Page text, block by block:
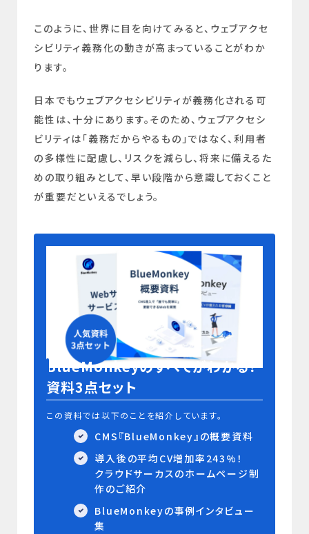
このように、世界に目を向けてみると、ウェブアクセ
シビリティ義務化の動きが高まっていることがわか
ります。
日本でもウェブアクセシビリティが義務化される可
能性は、十分にあります。そのため、ウェブアクセシ
ビリティは「義務だからやるもの」ではなく、利用者
の多様性に配慮し、リスクを減らし、将来に備えるた
めの取り組みとして、早い段階から意識しておくこと
が重要だといえるでしょう。
BlueMonkeyのすべてがわかる！
資料3点セット
この資料では以下のことを紹介しています。
CMS『BlueMonkey』の概要資料
導入後の平均CV増加率243%！
クラウドサーカスのホームページ制
作のご紹介
BlueMonkeyの事例インタビュー
集